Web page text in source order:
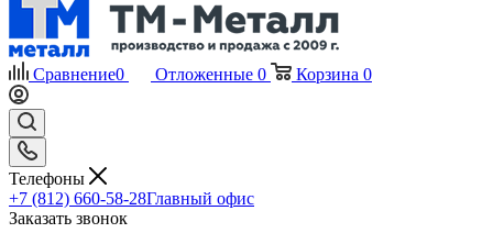
Сравнение0 Отложенные 0 Корзина 0
Телефоны
+7 (812) 660-58-28Главный офис
Заказать звонок